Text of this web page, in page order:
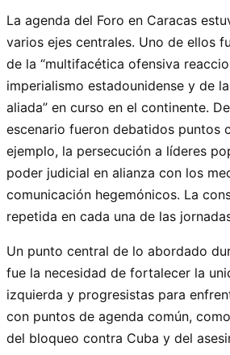
La agenda del Foro en Caracas
varios ejes centrales. Uno de ellos
de la “multifacética ofensiva
imperialismo estadounidense y de
aliada” en curso en el continente.
escenario fueron debatidos puntos
ejemplo, la persecución a líderes
poder judicial en alianza con los
comunicación hegemónicos. La
repetida en cada una de las
Un punto central de lo abordado
fue la necesidad de fortalecer la
izquierda y progresistas para
con puntos de agenda común,
del bloqueo contra Cuba y del